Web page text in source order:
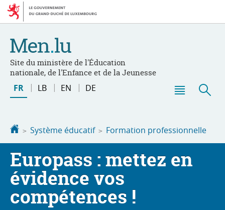
Aller
navigation
Aller
au
Site du ministère de l'Éducation
nationale, de l'Enfance et de la Jeunesse
Changer
de
FR LB EN DE
Accueil
Système éducatif Formation professionnelle
Europass : mettez en
évidence vos
compétences !